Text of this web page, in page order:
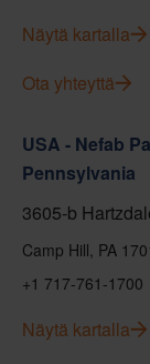
Näytä kartalla
Ota yhteyttä
USA - Nefab
Pennsylvania
3605-b
Camp Hill, PA
+1 717-761-1700
Näytä kartalla